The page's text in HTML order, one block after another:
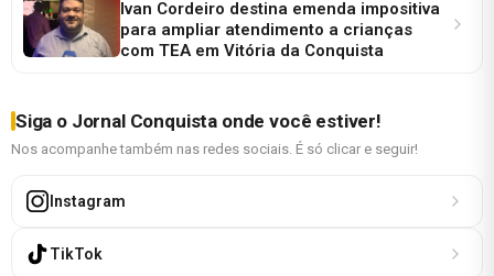
Ivan Cordeiro destina emenda impositiva
para ampliar atendimento a crianças
com TEA em Vitória da Conquista
Siga o Jornal Conquista onde você estiver!
Nos acompanhe também nas redes sociais. É só clicar e seguir!
Instagram
TikTok